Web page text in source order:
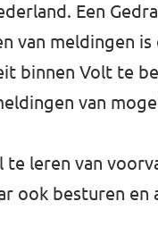
Een
van meldingen
binnen Volt te
van
leren van
ook besturen en